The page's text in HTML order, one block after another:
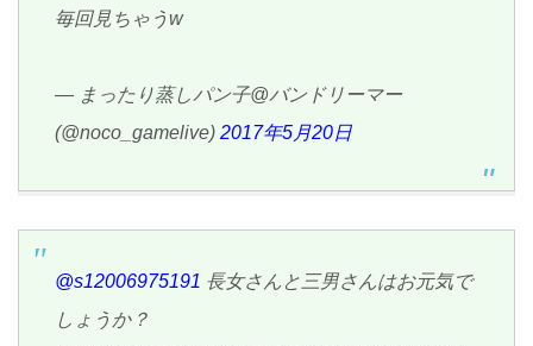
毎回見ちゃうw
— まったり蒸しパン子@バンドリーマー
(@noco_gamelive) 2017年5月20日
@s12006975191 長女さんと三男さんはお元気で
しょうか？